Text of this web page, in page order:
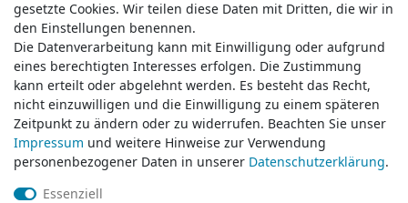
Service & Kontakt
Wünschen Sie einen Rückruf?
service@klamato.de
Schreiben Sie uns:
service@klamato.de
gesetzte Cookies. Wir teilen diese Daten mit Dritten, die wir in
den Einstellungen benennen.
Die Datenverarbeitung kann mit Einwilligung oder aufgrund
eines berechtigten Interesses erfolgen. Die Zustimmung
kann erteilt oder abgelehnt werden. Es besteht das Recht,
nicht einzuwilligen und die Einwilligung zu einem späteren
Zeitpunkt zu ändern oder zu widerrufen. Beachten Sie unser
Impressum und weitere Hinweise zur Verwendung
personenbezogener Daten in unserer Daten­schutz­erklärung.
Essenziell
gesetzte Cookies. Wir teilen diese Daten mit Dritten, die wir in
den Einstellungen benennen.
Die Datenverarbeitung kann mit Einwilligung oder aufgrund
eines berechtigten Interesses erfolgen. Die Zustimmung
kann erteilt oder abgelehnt werden. Es besteht das Recht,
nicht einzuwilligen und die Einwilligung zu einem späteren
Zeitpunkt zu ändern oder zu widerrufen. Beachten Sie unser
Impressum und weitere Hinweise zur Verwendung
personenbezogener Daten in unserer Daten­schutz­erklärung.
Essenziell